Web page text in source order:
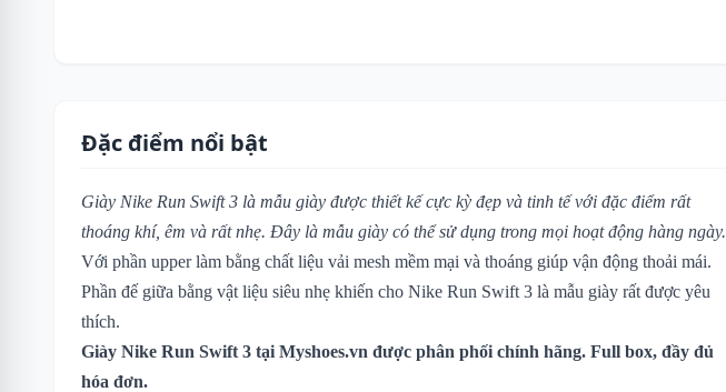
Đặc điểm nổi bật
Giày Nike Run Swift 3 là mẫu giày được thiết kế cực kỳ đẹp và tinh tế với đặc điểm rất
thoáng khí, êm và rất nhẹ. Đây là mẫu giày có thể sử dụng trong mọi hoạt động hàng ngày.
Với phần upper làm bằng chất liệu vải mesh mềm mại và thoáng giúp vận động thoải mái.
Phần đế giữa bằng vật liệu siêu nhẹ khiến cho Nike Run Swift 3 là mẫu giày rất được yêu
thích.
Giày Nike Run Swift 3 tại Myshoes.vn được phân phối chính hãng. Full box, đầy đủ
hóa đơn.